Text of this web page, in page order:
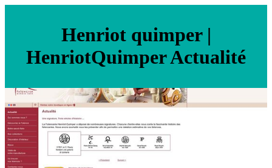
Henriot quimper |
HenriotQuimper Actualité